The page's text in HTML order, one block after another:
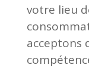
votre lieu
acceptons